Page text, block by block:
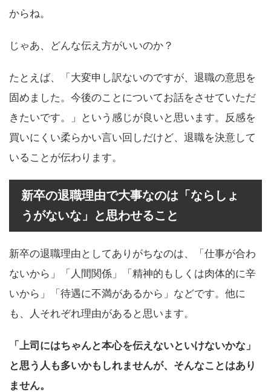
からね。
じゃあ、どんな伝え方がいいのか？
たとえば、「大変申し訳ないのですが、退職の意思を
固めました。今後のことについてお話をさせていただ
きたいです。」という感じが良いと思います。反感を
買いにくい柔らかい言い回しだけど、退職を決意して
いることが伝わります。
新卒の退職理由で大事なのは「ならしょ
うがないな」と思わせること
新卒の退職理由としてありがちなのは、「仕事が合わ
ないから」「人間関係」「精神的もしくは肉体的に辛
いから」「待遇に不満があるから」などです。他に
も、人それぞれ理由があると思います。
「上司にはちゃんと本心を伝えないといけないかな」
と思う人も多いかもしれませんが、そんなことはあり
ません。